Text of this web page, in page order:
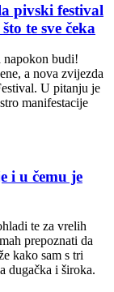
pivski festival
te sve čeka
napokon budi!
a nova zvijezda
U pitanju je
manifestacije
i u čemu je
te za vrelih
prepoznati da
kako sam s tri
dugačka i široka.